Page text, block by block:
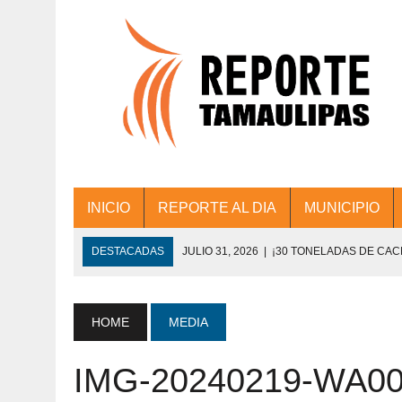
INICIO REPORTE AL DIA MUNICIPIO
DESTACADAS JULIO 31, 2026 | ¡30 TONELADAS DE
JULIO 30, 2026 | 💧🚰 ¡AGUA PARA LA COMUNIDAD!
JULIO 30, 2026 | ¡TRABAJO EN EQUIPO Y RESULTADOS!
HOME MEDIA
IMG-20240219-